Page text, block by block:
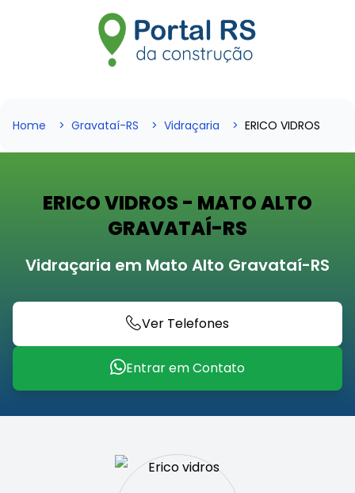
Home Gravataí-RS Vidraçaria ERICO VIDROS
ERICO VIDROS - MATO ALTO
GRAVATAÍ-RS
Vidraçaria em Mato Alto Gravataí-RS
Ver Telefones
Entrar em Contato